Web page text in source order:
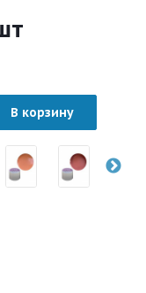
В корзину